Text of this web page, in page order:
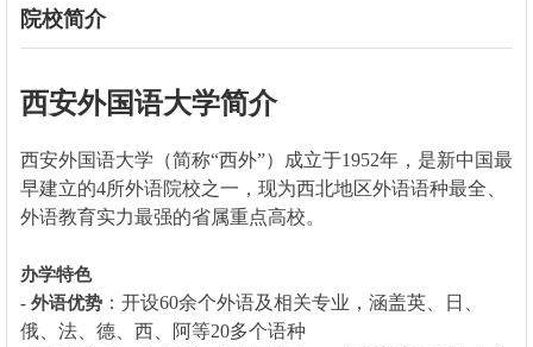
院校简介
西安外国语大学简介
西安外国语大学（简称“西外”）成立于1952年，是新中国最
早建立的4所外语院校之一，现为西北地区外语语种最全、
外语教育实力最强的省属重点高校。
办学特色
- 外语优势：开设60余个外语及相关专业，涵盖英、日、
俄、法、德、西、阿等20多个语种